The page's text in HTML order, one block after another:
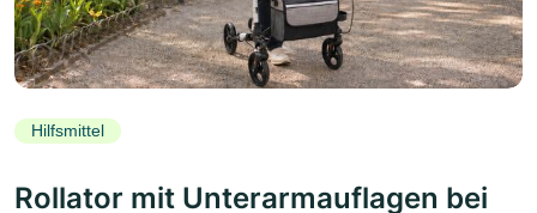
Hilfsmittel
Rollator mit Unterarmauflagen bei